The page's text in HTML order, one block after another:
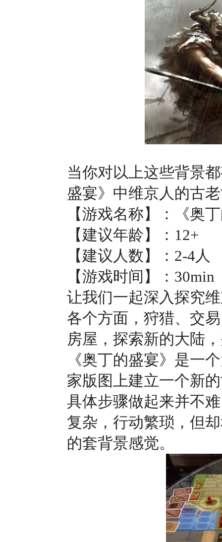
当你对以上这些背景
盛宴》中维京人的古
【游戏名称】：《奥
【建议年龄】：12+
【建议人数】：2-4人
【游戏时间】：30min
让我们一起深入探究
各个方面，狩猎、交
房屋，探索新的大陆
《奥丁的盛宴》是一
家版图上建立一个新
具体步骤做起来并不
复杂，行动繁琐，但
的套背景感觉。